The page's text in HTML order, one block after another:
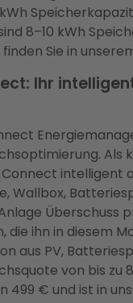
8–10 kWh
Sie in
Ihr
Als
intelligent
Wallbox,
Überschuss
die ihn in diesem
aus PV,
von bis zu
499 € und ist in